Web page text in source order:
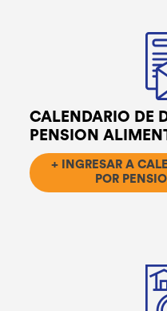
CALENDARIO DE
PENSION
+ INGRESAR A
POR